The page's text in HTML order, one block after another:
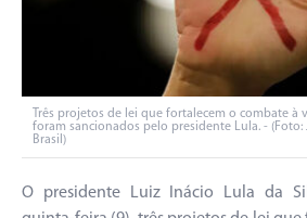
Três projetos de lei que fortalecem o combate
foram sancionados pelo presidente Lula. - (Foto:
Brasil)
O presidente Luiz Inácio Lula da